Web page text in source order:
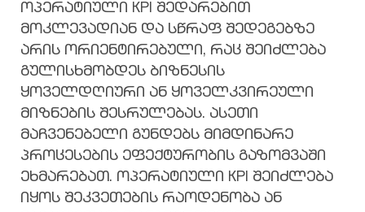
ოპერატიული KPI შედარებით
მოკლევადიან და სწრაფ შედეგებზე
არის ორიენტირებული, რაც შეიძლება
გულისხმობდეს ბიზნესის
ყოველდღიური ან ყოველკვირეული
მიზნების შესრულებას. ასეთი
მაჩვენებელი გუნდებს მიმდინარე
პროცესების ეფექტურობის გაზომვაში
ეხმარებათ. ოპერატიული KPI შეიძლება
იყოს შეკვეთების რაოდენობა ან